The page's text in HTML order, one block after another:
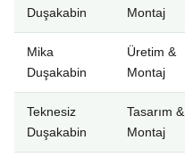
Duşakabin
Montaj
Mika
Duşakabin
Üretim &
Montaj
Teknesiz
Duşakabin
Tasarım &
Montaj